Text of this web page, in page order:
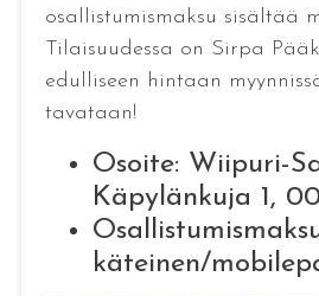
osallistumismaksu sisältää
Tilaisuudessa on Sirpa
edulliseen hintaan
tavataan!
Osoite: Wiipuri-
Käpylänkuja 1,
käteinen/